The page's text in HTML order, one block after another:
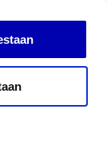
Inloggen